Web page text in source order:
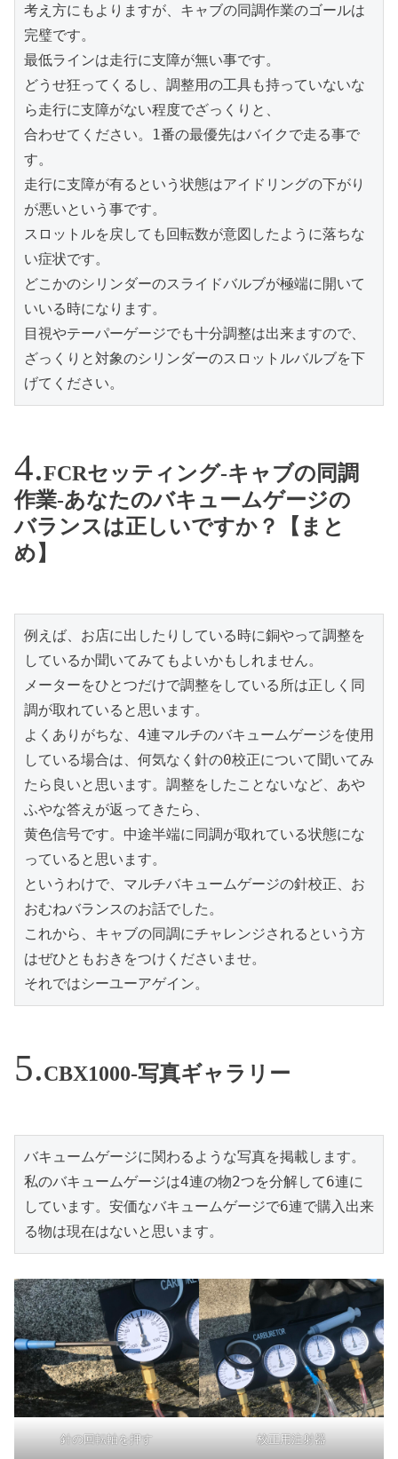
考え方にもよりますが、キャブの同調作業のゴールは
完璧です。
最低ラインは走行に支障が無い事です。
どうせ狂ってくるし、調整用の工具も持っていないな
ら走行に支障がない程度でざっくりと、
合わせてください。1番の最優先はバイクで走る事で
す。
走行に支障が有るという状態はアイドリングの下がり
が悪いという事です。
スロットルを戻しても回転数が意図したように落ちな
い症状です。
どこかのシリンダーのスライドバルブが極端に開いて
いいる時になります。
目視やテーパーゲージでも十分調整は出来ますので、
ざっくりと対象のシリンダーのスロットルバルブを下
げてください。
FCRセッティング-キャブの同調
作業-あなたのバキュームゲージの
バランスは正しいですか？【まと
め】
例えば、お店に出したりしている時に銅やって調整を
しているか聞いてみてもよいかもしれません。
メーターをひとつだけで調整をしている所は正しく同
調が取れていると思います。
よくありがちな、4連マルチのバキュームゲージを使用
している場合は、何気なく針の0校正について聞いてみ
たら良いと思います。調整をしたことないなど、あや
ふやな答えが返ってきたら、
黄色信号です。中途半端に同調が取れている状態にな
っていると思います。
というわけで、マルチバキュームゲージの針校正、お
おむねバランスのお話でした。
これから、キャブの同調にチャレンジされるという方
はぜひともおきをつけくださいませ。
それではシーユーアゲイン。
CBX1000-写真ギャラリー
バキュームゲージに関わるような写真を掲載します。
私のバキュームゲージは4連の物2つを分解して6連に
しています。安価なバキュームゲージで6連で購入出来
る物は現在はないと思います。
針の回転軸を押す 校正用注射器